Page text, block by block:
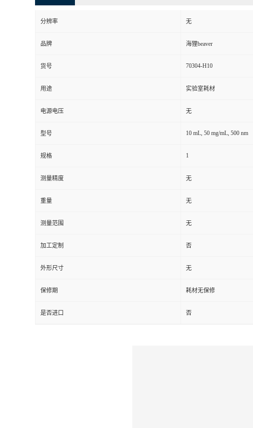
分辨率 无
品牌 海狸beaver
货号 70304-H10
用途 实验室耗材
电源电压 无
型号 10 mL, 50 mg/mL, 500 nm
规格 1
测量精度 无
重量 无
测量范围 无
加工定制 否
外形尺寸 无
保修期 耗材无保修
是否进口 否